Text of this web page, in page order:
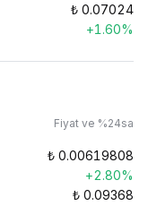
₺ 0.07024
+1.60%
Fiyat ve %24sa
₺ 0.00619808
+2.80%
₺ 0.09368